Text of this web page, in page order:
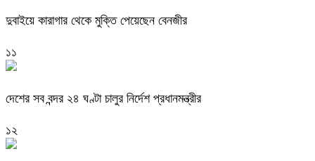
দুবাইয়ে কারাগার থেকে মুক্তি পেয়েছেন বেনজীর
১১
দেশের সব বন্দর ২৪ ঘণ্টা চালুর নির্দেশ প্রধানমন্ত্রীর
১২